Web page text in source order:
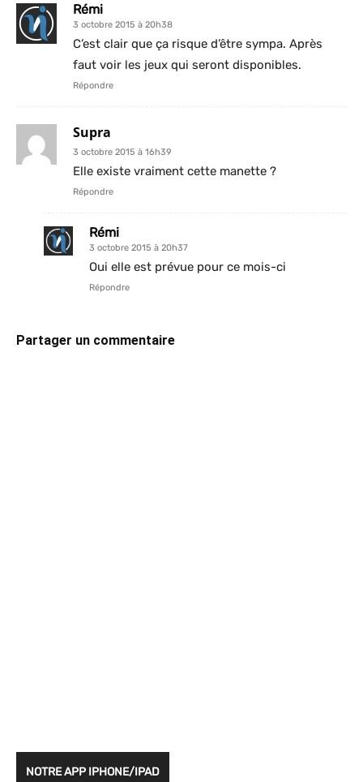
Rémi
3 octobre 2015 à 20h38
C’est clair que ça risque d’être sympa. Après
faut voir les jeux qui seront disponibles.
Répondre
Supra
3 octobre 2015 à 16h39
Elle existe vraiment cette manette ?
Répondre
Rémi
3 octobre 2015 à 20h37
Oui elle est prévue pour ce mois-ci
Répondre
Partager un commentaire
NOTRE APP IPHONE/IPAD